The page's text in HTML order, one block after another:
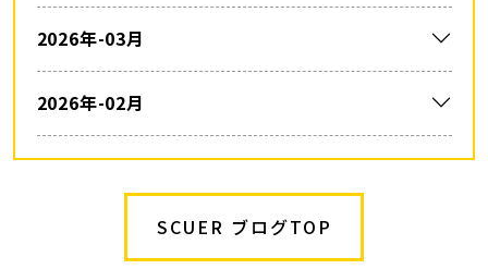
2026年-03月
2026年-02月
SCUER ブログTOP